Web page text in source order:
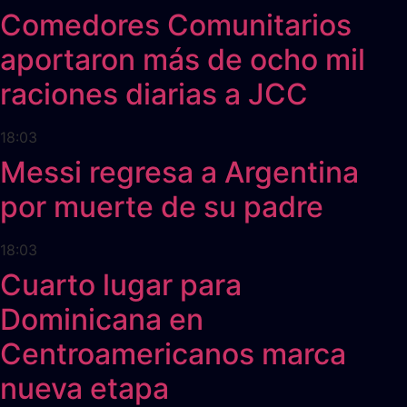
Comedores Comunitarios
aportaron más de ocho mil
raciones diarias a JCC
18:03
Messi regresa a Argentina
por muerte de su padre
18:03
Cuarto lugar para
Dominicana en
Centroamericanos marca
nueva etapa